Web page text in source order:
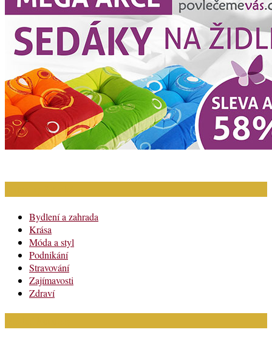
Bydlení a zahrada
Krása
Móda a styl
Podnikání
Stravování
Zajímavosti
Zdraví